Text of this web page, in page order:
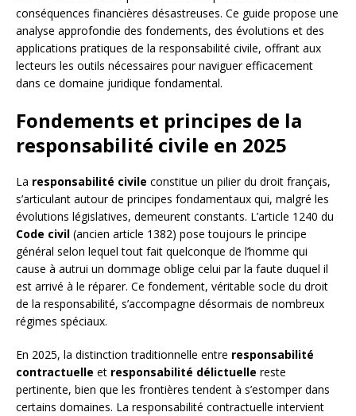
conséquences financières désastreuses. Ce guide propose une
analyse approfondie des fondements, des évolutions et des
applications pratiques de la responsabilité civile, offrant aux
lecteurs les outils nécessaires pour naviguer efficacement
dans ce domaine juridique fondamental.
Fondements et principes de la
responsabilité civile en 2025
La responsabilité civile constitue un pilier du droit français,
s’articulant autour de principes fondamentaux qui, malgré les
évolutions législatives, demeurent constants. L’article 1240 du
Code civil (ancien article 1382) pose toujours le principe
général selon lequel tout fait quelconque de l’homme qui
cause à autrui un dommage oblige celui par la faute duquel il
est arrivé à le réparer. Ce fondement, véritable socle du droit
de la responsabilité, s’accompagne désormais de nombreux
régimes spéciaux.
En 2025, la distinction traditionnelle entre responsabilité
contractuelle et responsabilité délictuelle reste
pertinente, bien que les frontières tendent à s’estomper dans
certains domaines. La responsabilité contractuelle intervient